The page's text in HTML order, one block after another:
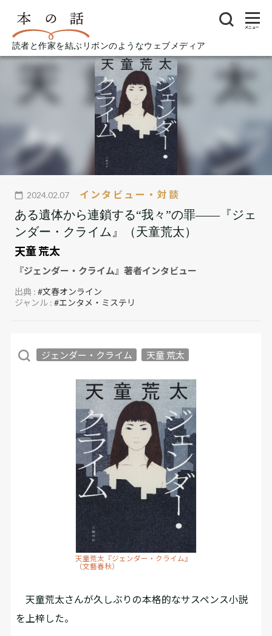
読者と作家を結ぶリボンのようなウェブメディア
メニュー
2024.02.07 インタビュー・対談
ある遺体から連鎖する“我々”の罪――『ジェ
ンダー・クライム』（天童荒太）
天童 荒太
『ジェンダー・クライム』著者インタビュー
出典 :#文春オンライン
ジャンル :#エンタメ・ミステリ
ジェンダー・クライム 天童 荒太
天童荒太『ジェンダー・クライム』
（文藝春秋）
天童荒太さんが久しぶりの本格的なサスペンス小説
を上梓した。